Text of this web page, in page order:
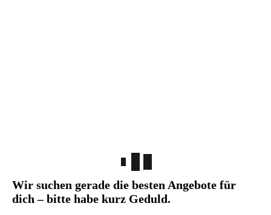
Wir suchen gerade die besten Angebote für
dich – bitte habe kurz Geduld.